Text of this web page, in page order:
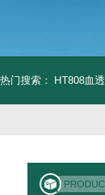
热门搜索： HT808血